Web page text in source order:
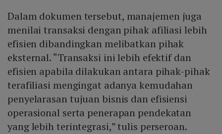
Dalam dokumen tersebut, manajemen juga
menilai transaksi dengan pihak afiliasi lebih
efisien dibandingkan melibatkan pihak
eksternal. “Transaksi ini lebih efektif dan
efisien apabila dilakukan antara pihak-pihak
terafiliasi mengingat adanya kemudahan
penyelarasan tujuan bisnis dan efisiensi
operasional serta penerapan pendekatan
yang lebih terintegrasi,” tulis perseroan.